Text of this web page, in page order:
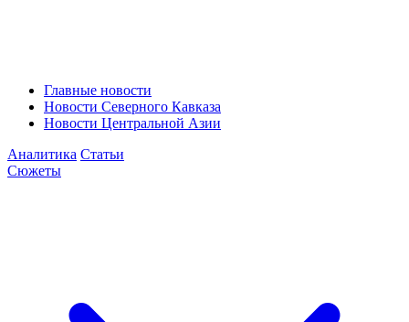
Главные новости
Новости Северного Кавказа
Новости Центральной Азии
Аналитика Статьи
Сюжеты